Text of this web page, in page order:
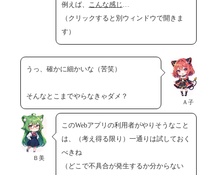
例えば、
こんな感じ
（クリックすると別ウィンドウで開きま
す）
Ａ子
うっ、確かに細かいな（苦笑）
そんなとこまでやらなきゃダメ？
Ｂ美
このWebアプリの利用者がやりそうなこと
は、（考え得る限り）一通りは試しておく
べきね
（どこで不具合が発生するか分からない